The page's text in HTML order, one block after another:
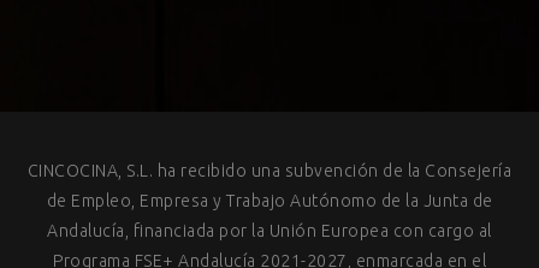
CINCOCINA, S.L. ha recibido una subvención de la Consejería
de Empleo, Empresa y Trabajo Autónomo de la Junta de
Andalucía, financiada por la Unión Europea con cargo al
Programa FSE+ Andalucía 2021-2027, enmarcada en el